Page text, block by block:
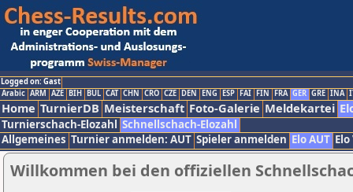
Logged on: Gast
Arabic ARM AZE BIH BUL CAT CHN CRO CZE DEN ENG ESP FAI FIN FRA GER GRE INA
Home TurnierDB Meisterschaft Foto-Galerie Meldekartei
Turnierschach-Elozahl Schnellschach-Elozahl
Allgemeines Turnier anmelden: AUT Spieler anmelden Elo AUT
Willkommen bei den offiziellen